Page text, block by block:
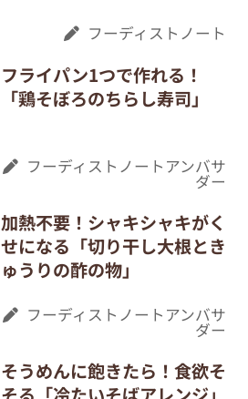
フーディストノート
フライパン1つで作れる！
「鶏そぼろのちらし寿司」
フーディストノートアンバサ
ダー
加熱不要！シャキシャキがく
せになる「切り干し大根とき
ゅうりの酢の物」
フーディストノートアンバサ
ダー
そうめんに飽きたら！食欲そ